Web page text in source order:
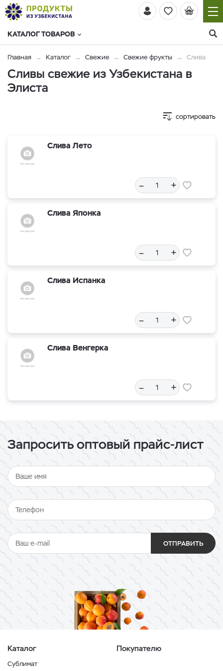
КАТАЛОГ ТОВАРОВ
Главная Каталог Свежие Свежие фрукты Слива
Сливы свежие из Узбекистана в
Элиста
сортировать
Слива Лето
– +
Слива Японка
– +
Слива Испанка
– +
Слива Венгерка
– +
Запросить оптовый прайс-лист
ОТПРАВИТЬ
Каталог
Сублимат
Покупателю